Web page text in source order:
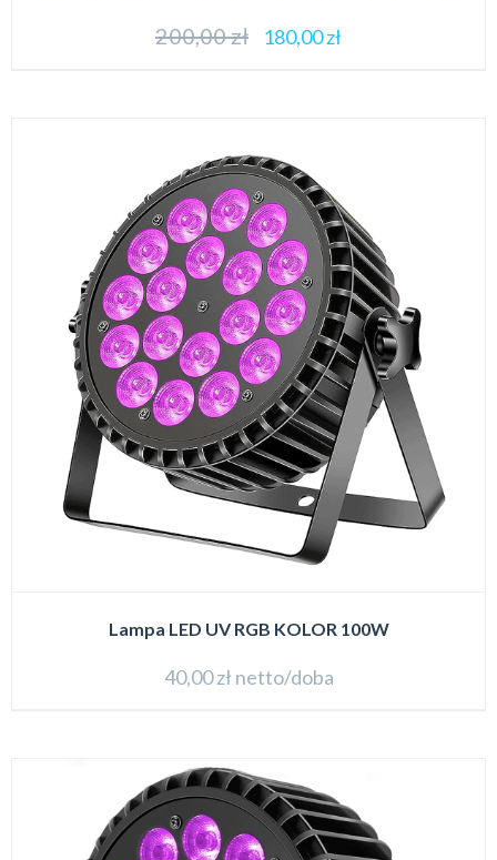
200,00zł 180,00zł
Lampa LED UV RGB KOLOR 100W
40,00zł netto/doba